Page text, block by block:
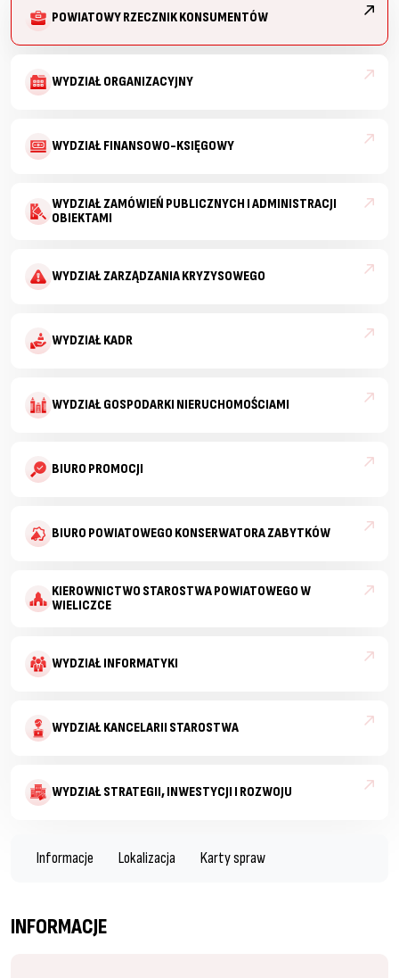
POWIATOWY RZECZNIK KONSUMENTÓW
WYDZIAŁ ORGANIZACYJNY
WYDZIAŁ FINANSOWO-KSIĘGOWY
WYDZIAŁ ZAMÓWIEŃ PUBLICZNYCH I ADMINISTRACJI
OBIEKTAMI
WYDZIAŁ ZARZĄDZANIA KRYZYSOWEGO
WYDZIAŁ KADR
WYDZIAŁ GOSPODARKI NIERUCHOMOŚCIAMI
BIURO PROMOCJI
BIURO POWIATOWEGO KONSERWATORA ZABYTKÓW
KIEROWNICTWO STAROSTWA POWIATOWEGO W
WIELICZCE
WYDZIAŁ INFORMATYKI
WYDZIAŁ KANCELARII STAROSTWA
WYDZIAŁ STRATEGII, INWESTYCJI I ROZWOJU
Informacje Lokalizacja Karty spraw
INFORMACJE